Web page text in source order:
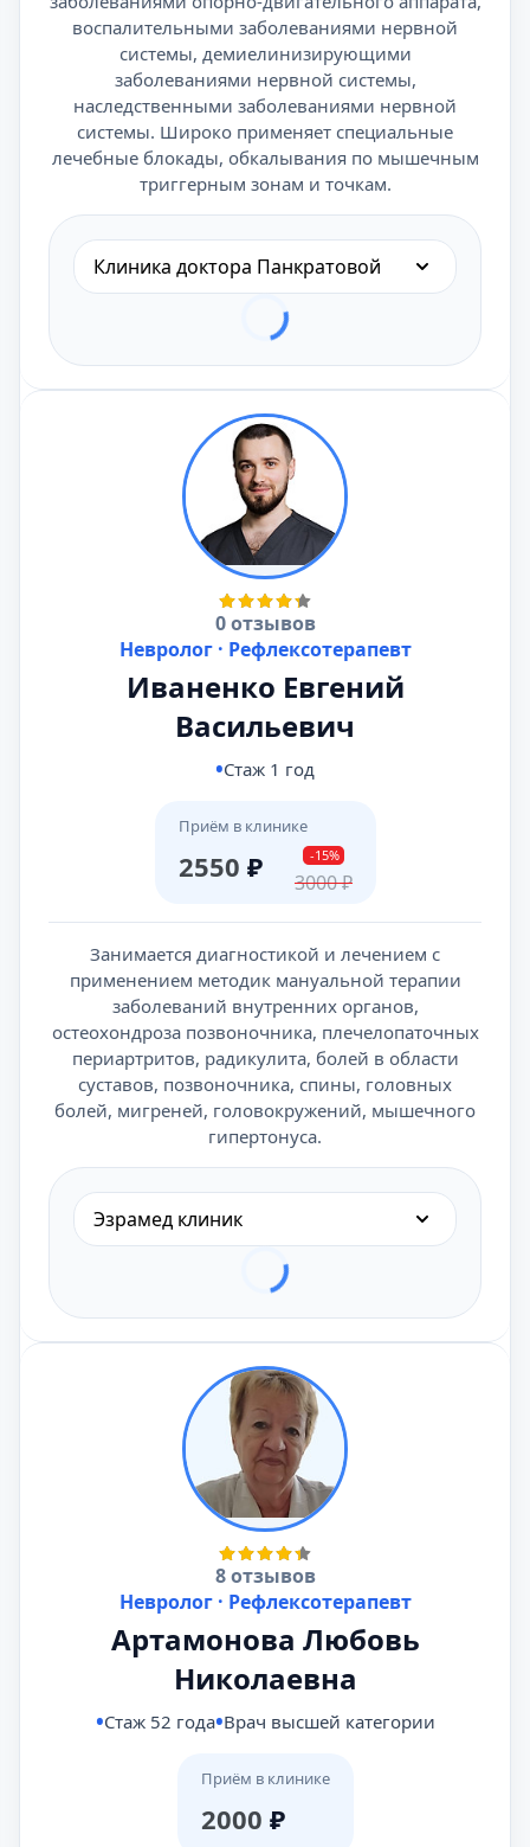
воспалительными заболеваниями нервной
системы, демиелинизирующими
заболеваниями нервной системы,
наследственными заболеваниями нервной
системы. Широко применяет специальные
лечебные блокады, обкалывания по мышечным
триггерным зонам и точкам.
Клиника доктора Панкратовой
0 отзывов
Невролог · Рефлексотерапевт
Иваненко Евгений
Васильевич
Стаж 1 год
Приём в клинике
2550 ₽ -15%
3000₽
Занимается диагностикой и лечением с
применением методик мануальной терапии
заболеваний внутренних органов,
остеохондроза позвоночника, плечелопаточных
периартритов, радикулита, болей в области
суставов, позвоночника, спины, головных
болей, мигреней, головокружений, мышечного
гипертонуса.
Эзрамед клиник
8 отзывов
Невролог · Рефлексотерапевт
Артамонова Любовь
Николаевна
Стаж 52 года Врач высшей категории
Приём в клинике
2000 ₽